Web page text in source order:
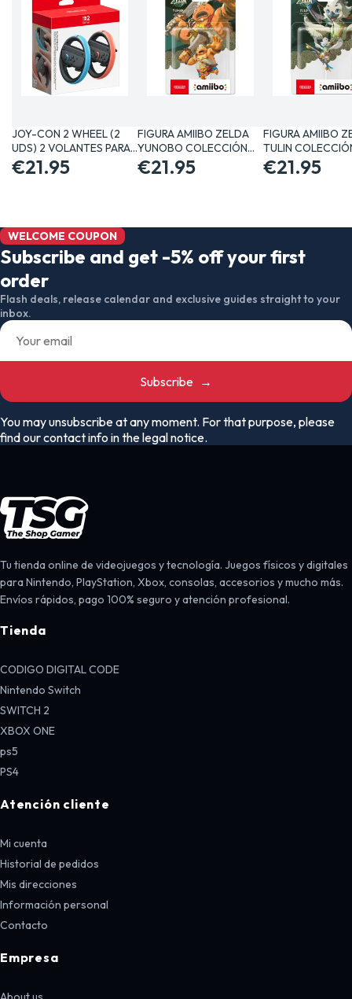
JOY-CON 2 WHEEL (2
UDS) 2 VOLANTES PARA…
€21.95
FIGURA AMIIBO ZELDA
YUNOBO COLECCIÓN
THE…
€21.95
FIGURA AMIIBO
TULIN
€21.95
WELCOME COUPON
Subscribe and get -5% off your first
order
Flash deals, release calendar and exclusive guides straight to your
inbox.
Subscribe →
You may unsubscribe at any moment. For that purpose, please
find our contact info in the legal notice.
Tu tienda online de videojuegos y tecnología. Juegos físicos y digitales
para Nintendo, PlayStation, Xbox, consolas, accesorios y mucho más.
Envíos rápidos, pago 100% seguro y atención profesional.
Tienda
CODIGO DIGITAL CODE
Nintendo Switch
SWITCH 2
XBOX ONE
ps5
PS4
Atención cliente
Mi cuenta
Historial de pedidos
Mis direcciones
Información personal
Contacto
Empresa